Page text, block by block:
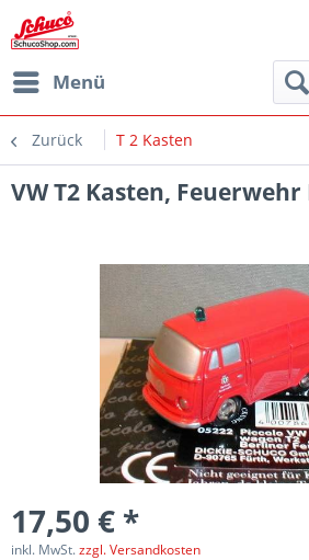
Menü
Zurück T 2 Kasten
VW T2 Kasten,
17,50 € *
inkl. MwSt.zzgl. Versandkosten